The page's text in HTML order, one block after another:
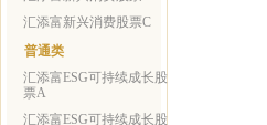
汇添富新兴消费股票C
普通类
汇添富ESG可持续成长股
票A
汇添富ESG可持续成长股